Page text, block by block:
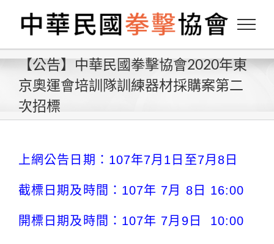
content
【公告】中華民國拳擊協會2020年東
京奧運會培訓隊訓練器材採購案第二
次招標
上網公告日期：107年7月1日至7月8日
截標日期及時間：107年 7月 8日 16:00
開標日期及時間：107年 7月9日 10:00